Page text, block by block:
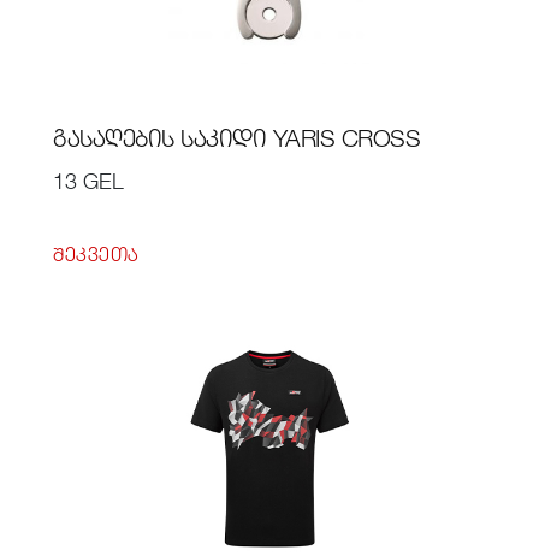
ᲒᲐᲡᲐᲦᲔᲑᲘᲡ ᲡᲐᲙᲘᲓᲘ YARIS CROSS
13 GEL
ᲨᲔᲙᲕᲔᲗᲐ